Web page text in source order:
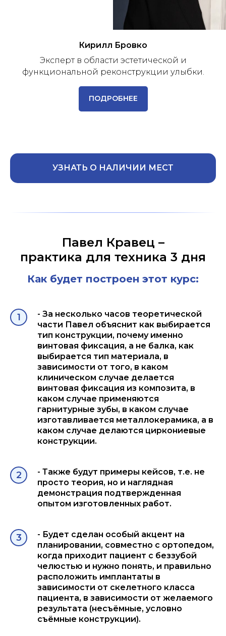
Кирилл Бровко
Эксперт в области эстетической и
функциональной реконструкции улыбки.
ПОДРОБНЕЕ
УЗНАТЬ О НАЛИЧИИ МЕСТ
Павел Кравец –
практика для техника 3 дня
Как будет построен этот курс:
- За несколько часов теоретической
части Павел объяснит как выбирается
тип конструкции, почему именно
винтовая фиксация, а не балка, как
выбирается тип материала, в
зависимости от того, в каком
клиническом случае делается
винтовая фиксация из композита, в
каком случае применяются
гарнитурные зубы, в каком случае
изготавливается металлокерамика, а в
каком случае делаются циркониевые
конструкции.
- Также будут примеры кейсов, т.е. не
просто теория, но и наглядная
демонстрация подтвержденная
опытом изготовленных работ.
- Будет сделан особый акцент на
планировании, совместно с ортопедом,
когда приходит пациент с беззубой
челюстью и нужно понять, и правильно
расположить имплантаты в
зависимости от скелетного класса
пациента, в зависимости от желаемого
результата (несъёмные, условно
съёмные конструкции).